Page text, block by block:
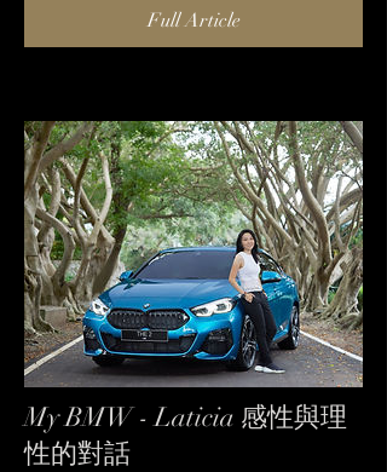
Full Article
My BMW - Laticia 感性與理
性的對話